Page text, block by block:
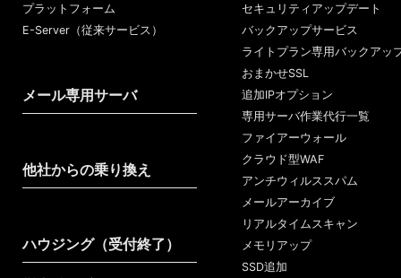
プラットフォーム
E-Server（従来サービス）
メール専用サーバ
他社からの乗り換え
ハウジング（受付終了）
セキュリティアップデート
バックアップサービス
ライトプラン専用バックアッ
おまかせSSL
追加IPオプション
専用サーバ作業代行一覧
ファイアーウォール
クラウド型WAF
アンチウィルススパム
メールアーカイブ
リアルタイムスキャン
メモリアップ
SSD追加